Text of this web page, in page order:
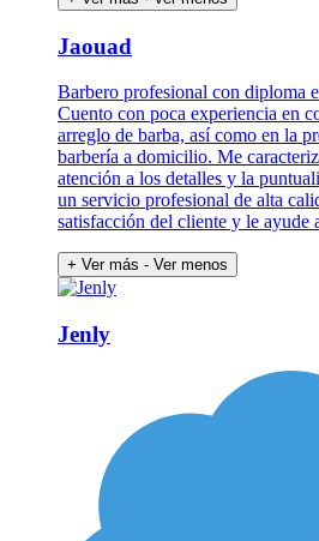
Jaouad
Barbero profesional con diploma
Cuento con poca experiencia en
arreglo de barba, así como en la
barbería a domicilio. Me
atención a los detalles y la
un servicio profesional de alta
satisfacción del cliente y le ayude
+ Ver más - Ver menos
Jenly